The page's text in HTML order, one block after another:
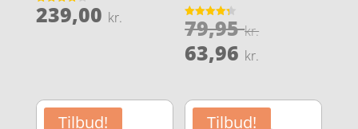
Vurderet
4.2
239,00 kr.
Vurderet
4.3
79,95kr.Den
79,95 kr..
63,96 kr.
pris
er:
Tilbud! Tilbud!